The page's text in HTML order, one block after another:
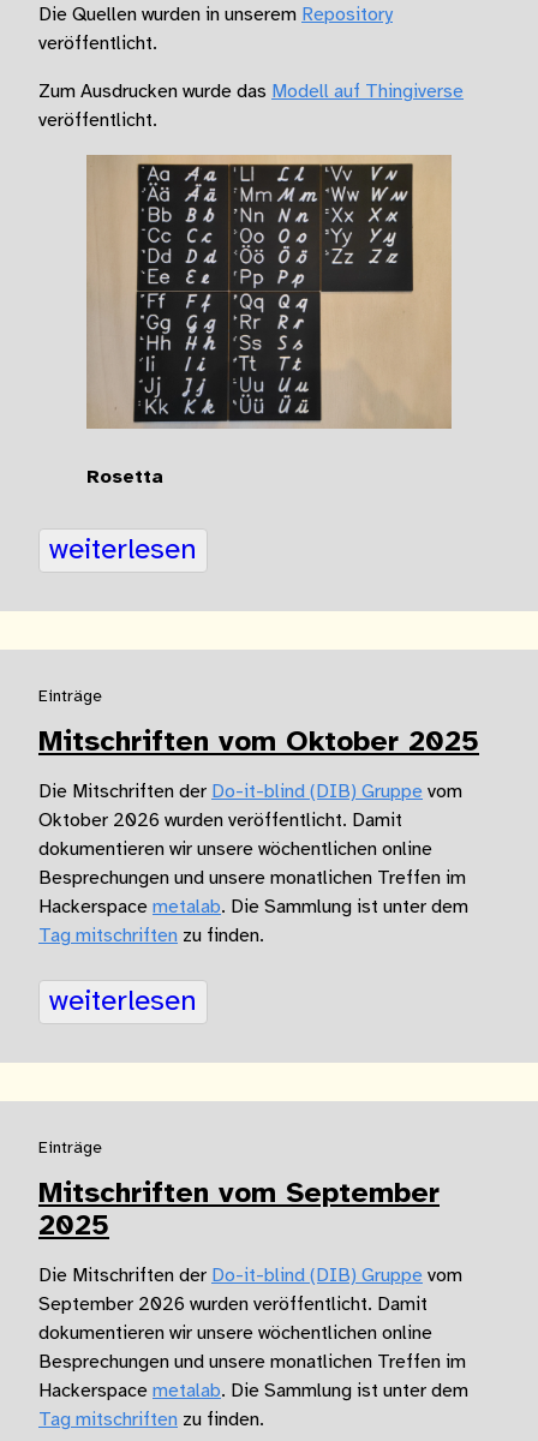
Die Quellen wurden in unserem Repository
veröffentlicht.
Zum Ausdrucken wurde das Modell auf Thingiverse
veröffentlicht.
Rosetta
weiterlesen
Einträge
Mitschriften vom Oktober 2025
Die Mitschriften der Do-it-blind (DIB) Gruppe vom
Oktober 2026 wurden veröffentlicht. Damit
dokumentieren wir unsere wöchentlichen online
Besprechungen und unsere monatlichen Treffen im
Hackerspace metalab. Die Sammlung ist unter dem
Tag mitschriften zu finden.
weiterlesen
Einträge
Mitschriften vom September
2025
Die Mitschriften der Do-it-blind (DIB) Gruppe vom
September 2026 wurden veröffentlicht. Damit
dokumentieren wir unsere wöchentlichen online
Besprechungen und unsere monatlichen Treffen im
Hackerspace metalab. Die Sammlung ist unter dem
Tag mitschriften zu finden.